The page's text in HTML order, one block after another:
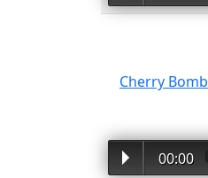
Cherry Bomb
00:00